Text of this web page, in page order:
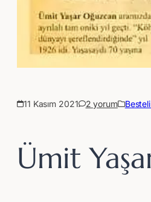
11 Kasım 2021 2 yorum
Ümit